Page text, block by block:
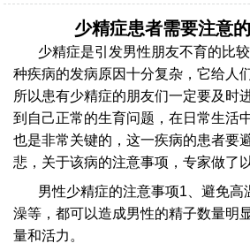
少精症患者需要注意
少精症是引发男性朋友不育的比
种疾病的发病原因十分复杂，它给人
所以患有少精症的朋友们一定要及时
到自己正常的生育问题，在日常生活
也是非常关键的，这一疾病的患者要
悲，关于该病的注意事项，专家做了
男性少精症的注意事项1、避免高
澡等，都可以造成男性的精子数量明
量和活力。